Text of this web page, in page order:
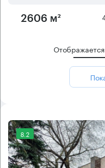
2606 м²
Отображается
8.2